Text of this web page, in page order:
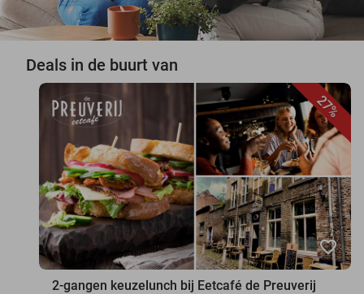
Deals in de buurt van
27%
favorite_border
2-gangen keuzelunch bij Eetcafé de Preuverij